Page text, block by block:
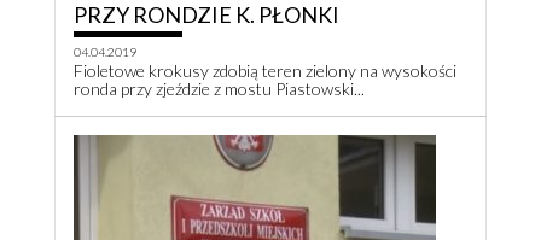
PRZY RONDZIE K. PŁONKI
04.04.2019
Fioletowe krokusy zdobią teren zielony na wysokości
ronda przy zjeździe z mostu Piastowski...